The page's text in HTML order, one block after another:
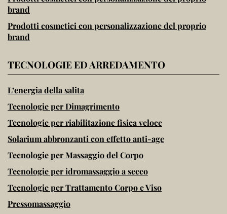
brand
Prodotti cosmetici con personalizzazione del proprio
brand
TECNOLOGIE ED ARREDAMENTO
L’energia della salita
Tecnologie per Dimagrimento
Tecnologie per riabilitazione fisica veloce
Solarium abbronzanti con effetto anti-age
Tecnologie per Massaggio del Corpo
Tecnologie per idromassaggio a secco
Tecnologie per Trattamento Corpo e Viso
Pressomassaggio